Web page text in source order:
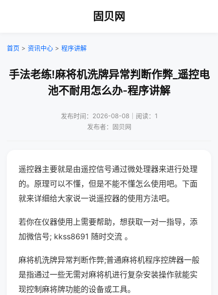
固贝网
首页 > 资讯中心 > 程序讲解
手法老练!麻将机洗牌异常判断作弊_遥控电
池不耐用怎么办-程序讲解
发布时间：2026-08-08｜阅读：1
发布者：固贝网
遥控器主要就是由遥控信号通过微处理器来进行处理
的。原理可以不懂，但是不能不懂怎么使用吧。下面
就来详细给大家说一说遥控器的使用方法吧。
若你在仪器使用上需要帮助，想获取一对一指导，添
加微信号; kkss8691 随时交流 。
麻将机洗牌异常判断作弊;普通麻将机程序控牌器一般
是指通过一些无需对麻将机进行复杂安装操作就能实
现控制麻将牌功能的设备或工具。